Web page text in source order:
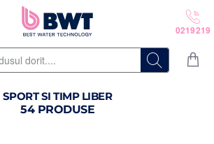
SPORT SI TIMP LIBER
54 PRODUSE